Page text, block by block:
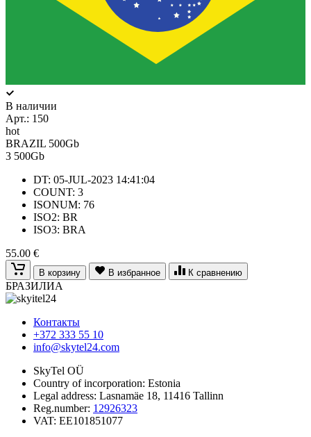
В наличии
Арт.: 150
hot
BRAZIL 500Gb
3 500Gb
DT: 05-JUL-2023 14:41:04
COUNT: 3
ISONUM: 76
ISO2: BR
ISO3: BRA
55.00 €
В корзину В избранное К сравнению
БРАЗИЛИА
Контакты
+372 333 55 10
info@skytel24.com
SkyTel OÜ
Country of incorporation: Estonia
Legal address: Lasnamäe 18, 11416 Tallinn
Reg.number: 12926323
VAT: EE101851077